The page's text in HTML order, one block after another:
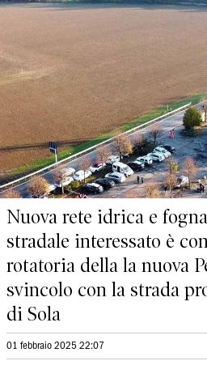
Nuova rete idrica e
stradale interessato è
rotatoria della la nuova
svincolo con la strada
di Sola
01 febbraio 2025 22:07